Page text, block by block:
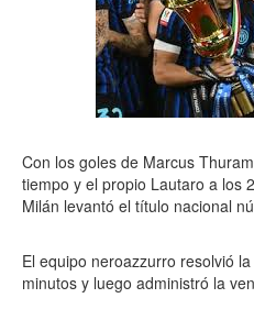
Con los goles de Marcus
tiempo y el propio Lautaro a los
Milán levantó el título nacional
El equipo neroazzurro resolvió
minutos y luego administró la